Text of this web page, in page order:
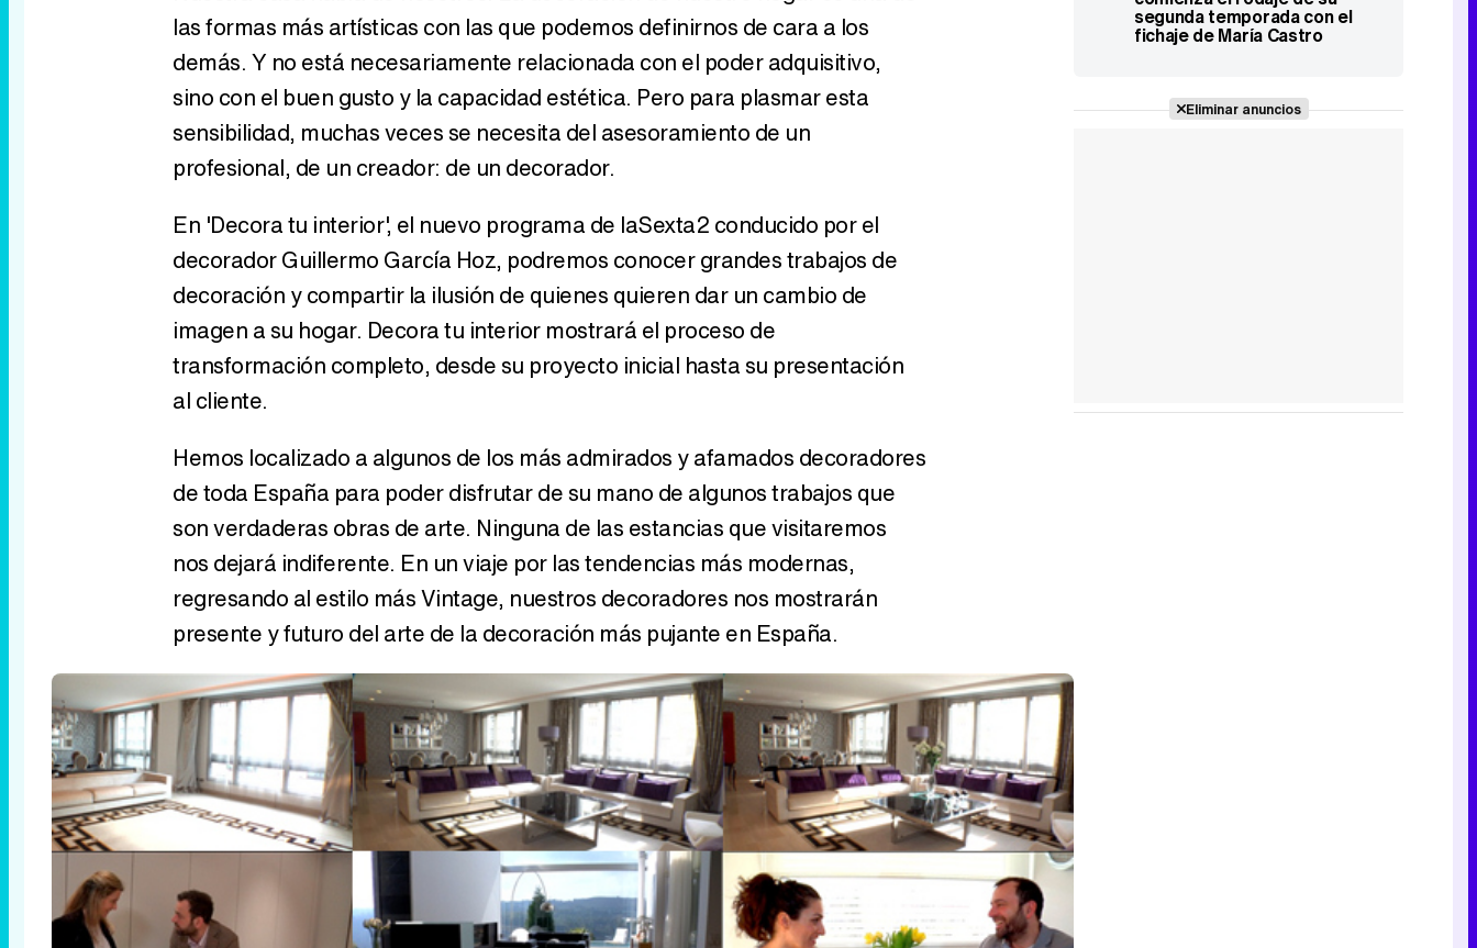
las formas más artísticas con las que podemos definirnos de cara a los
demás. Y no está necesariamente relacionada con el poder adquisitivo,
sino con el buen gusto y la capacidad estética. Pero para plasmar esta
sensibilidad, muchas veces se necesita del asesoramiento de un
profesional, de un creador: de un decorador.
En 'Decora tu interior', el nuevo programa de laSexta2 conducido por el
decorador Guillermo García Hoz, podremos conocer grandes trabajos de
decoración y compartir la ilusión de quienes quieren dar un cambio de
imagen a su hogar. Decora tu interior mostrará el proceso de
transformación completo, desde su proyecto inicial hasta su presentación
al cliente.
Hemos localizado a algunos de los más admirados y afamados decoradores
de toda España para poder disfrutar de su mano de algunos trabajos que
son verdaderas obras de arte. Ninguna de las estancias que visitaremos
nos dejará indiferente. En un viaje por las tendencias más modernas,
regresando al estilo más Vintage, nuestros decoradores nos mostrarán
presente y futuro del arte de la decoración más pujante en España.
segunda temporada con el
fichaje de María Castro
Eliminar anuncios